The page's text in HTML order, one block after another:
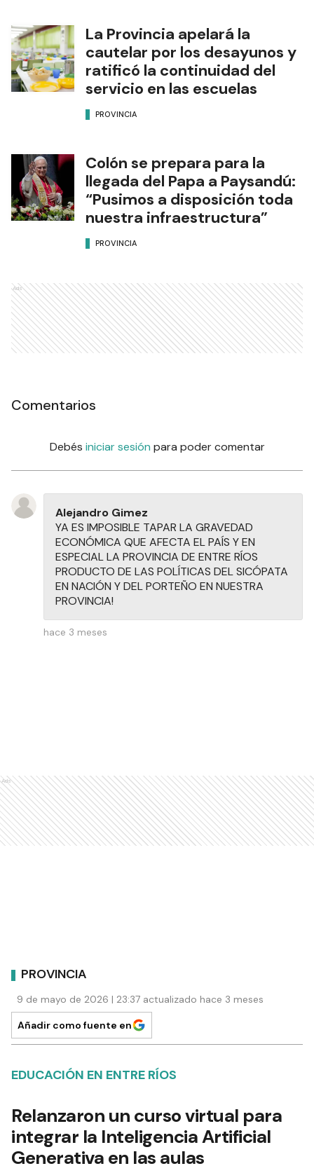
La Provincia apelará la
cautelar por los desayunos y
ratificó la continuidad del
servicio en las escuelas
PROVINCIA
Colón se prepara para la
llegada del Papa a Paysandú:
“Pusimos a disposición toda
nuestra infraestructura”
PROVINCIA
Ads
Comentarios
Debés iniciar sesión para poder comentar
Alejandro Gimez
YA ES IMPOSIBLE TAPAR LA GRAVEDAD
ECONÓMICA QUE AFECTA EL PAÍS Y EN
ESPECIAL LA PROVINCIA DE ENTRE RÍOS
PRODUCTO DE LAS POLÍTICAS DEL SICÓPATA
EN NACIÓN Y DEL PORTEÑO EN NUESTRA
PROVINCIA!
hace 3 meses
Ads
PROVINCIA
9 de mayo de 2026 | 23:37 actualizado hace 3 meses
Añadir como fuente en
EDUCACIÓN EN ENTRE RÍOS
Relanzaron un curso virtual para
integrar la Inteligencia Artificial
Generativa en las aulas